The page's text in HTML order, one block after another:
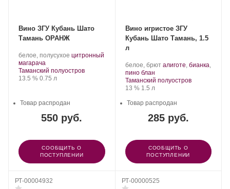
Вино ЗГУ Кубань Шато
Тамань ОРАНЖ
Производитель:
Шато
Тамань.
белое, полусухое .
винограда:
цитронный
магарача
Регион:
Таманский полуостров
Крепость
13.5 %. Объем
0.75 л
550 руб.
Товар распродан
СООБЩИТЬ О
ПОСТУПЛЕНИИ
Вино игристое ЗГУ
Кубань Шато Тамань, 1.5
л
Производитель:
Шато
Тамань.
белое, брют .
винограда:
алиготе, бианка,
пино блан.
Регион:
Таманский полуостров
Крепость
13 %. Объем
1.5 л
285 руб.
Товар распродан
СООБЩИТЬ О
ПОСТУПЛЕНИИ
РТ-00004932 РТ-00000525